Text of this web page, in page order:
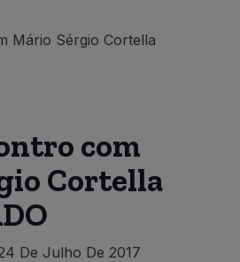
com
Cortella
De Julho De 2017